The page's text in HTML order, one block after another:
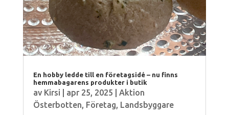
En hobby ledde till en företagsidé – nu finns
hemmabagarens produkter i butik
av Kirsi apr 25, 2025
Aktion
Österbotten, Företag, Landsbyggare